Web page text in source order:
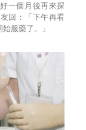
一個月後再來探
回：「下午再看
服藥了。」